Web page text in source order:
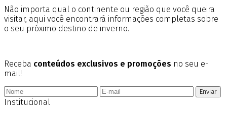
Não importa qual o continente ou região que você queira
visitar, aqui você encontrará informações completas sobre
o seu próximo destino de inverno.
Receba conteúdos exclusivos e promoções no seu e-
mail!
Enviar
Institucional